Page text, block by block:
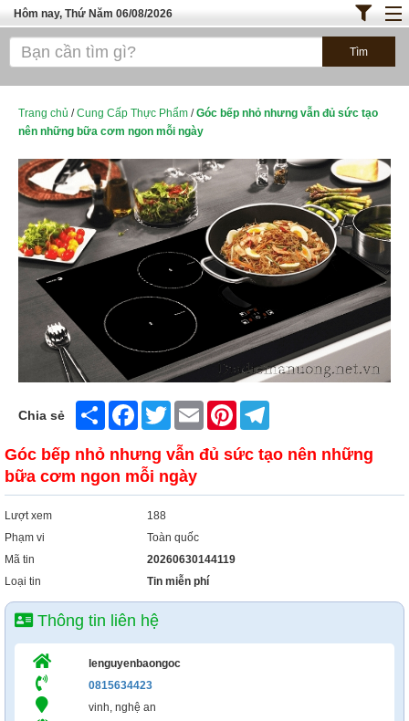
Hôm nay, Thứ Năm 06/08/2026
Trang chủ
Bánh - Đồ Ăn Vặt
TOP QUÁN ĂN
ĐỊA ĐIỂM ĂN UỐNG HÀ NỘI
Trang chủ /Cung Cấp Thực Phẩm /Góc bếp nhỏ nhưng vẫn đủ sức tạo
nên những bữa cơm ngon mỗi ngày
Chia sẻ Share FacebookTwitter Email Pinterest
Góc bếp nhỏ nhưng vẫn đủ sức tạo nên những
bữa cơm ngon mỗi ngày
Lượt xem
188
Phạm vi
Toàn quốc
Mã tin
20260630144119
Loại tin
Tin miễn phí
Thông tin liên hệ
lenguyenbaongoc
0815634423
vinh, nghệ an